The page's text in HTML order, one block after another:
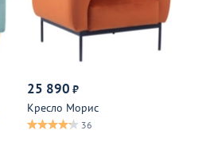
25 890 ₽
Кресло Морис
36